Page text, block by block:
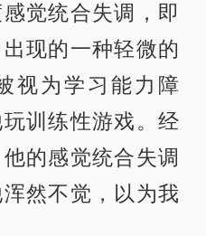
觉统合失调，即
现的一种轻微的
视为学习能力障
训练性游戏。经
的感觉统合失调
然不觉，以为我